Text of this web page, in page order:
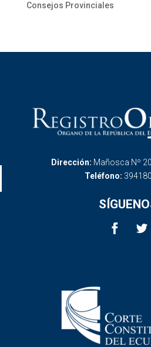
Consejos Provinciales
Dirección: Mañosca Nº
Teléfono: